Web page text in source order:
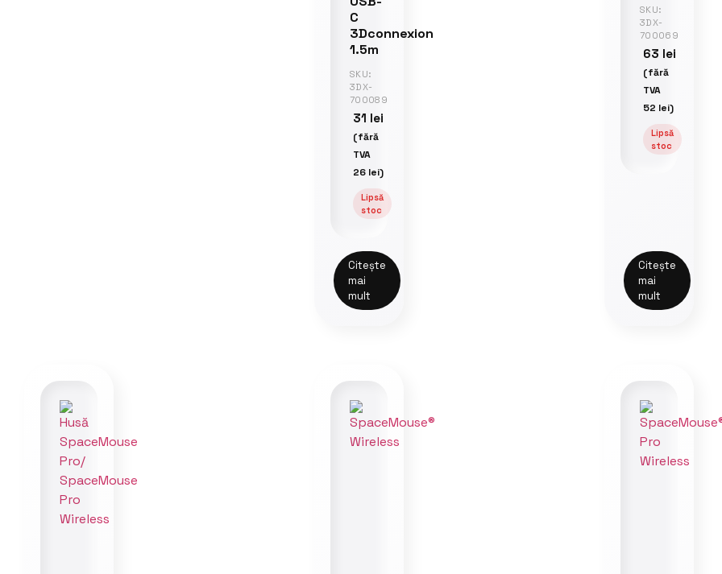
C
3Dconnexion
1.5m
SKU:
3DX-
700089
31 lei
(fără
TVA
26 lei)
Lipsă
stoc
Citește
mai
mult
SKU:
3DX-
700069
63 lei
(fără
TVA
52 lei)
Lipsă
stoc
Citește
mai
mult